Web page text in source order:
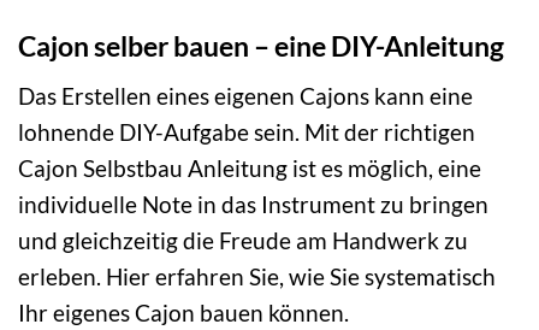
Cajon selber bauen – eine DIY-Anleitung
Das Erstellen eines eigenen Cajons kann eine
lohnende DIY-Aufgabe sein. Mit der richtigen
Cajon Selbstbau Anleitung ist es möglich, eine
individuelle Note in das Instrument zu bringen
und gleichzeitig die Freude am Handwerk zu
erleben. Hier erfahren Sie, wie Sie systematisch
Ihr eigenes Cajon bauen können.